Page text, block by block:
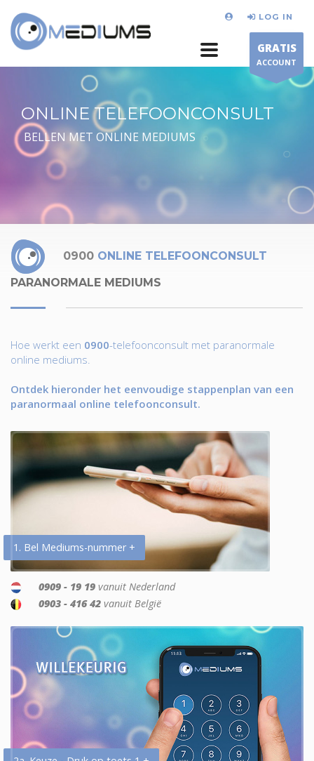
LOG IN
GRATIS
ACCOUNT
ONLINE TELEFOONCONSULT
BELLEN MET ONLINE MEDIUMS
0900 ONLINE TELEFOONCONSULT
PARANORMALE MEDIUMS
Hoe werkt een 0900-telefoonconsult met paranormale
online mediums.
Ontdek hieronder het eenvoudige stappenplan van een
paranormaal online telefoonconsult.
1. Bel Mediums-nummer +
0909 - 19 19 vanuit Nederland
0903 - 416 42 vanuit België